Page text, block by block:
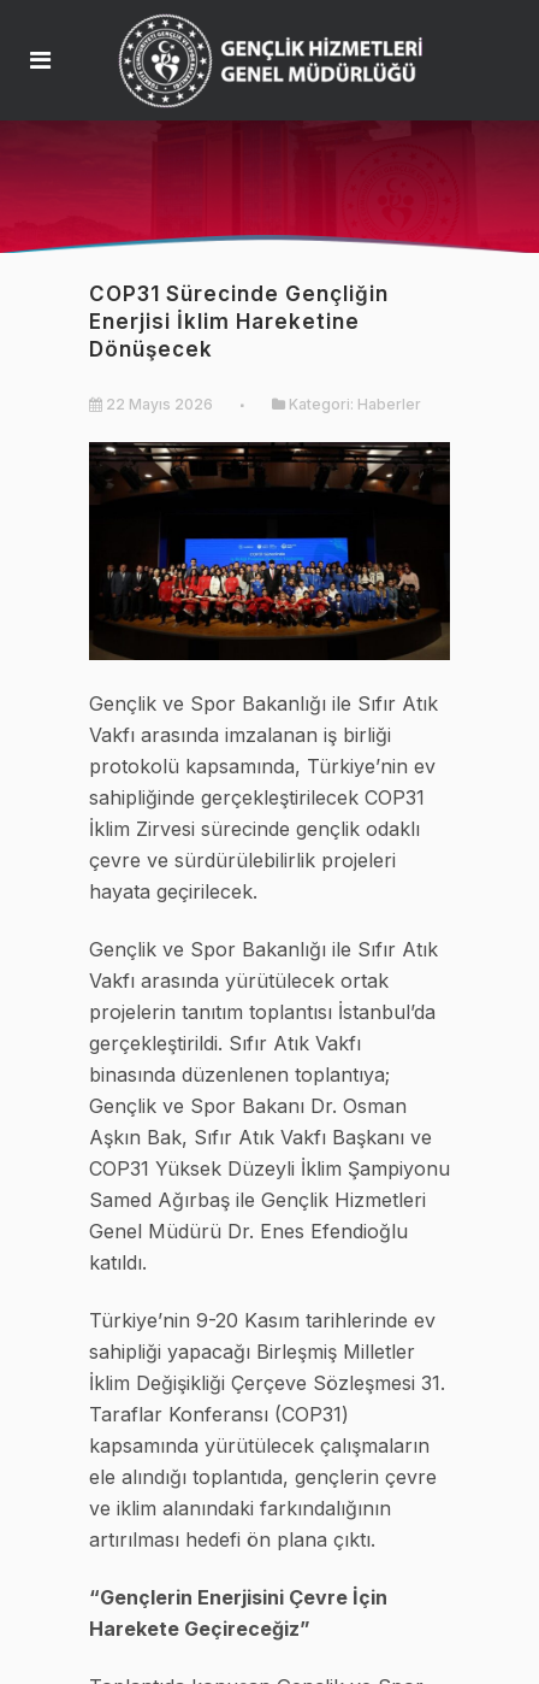
COP31 Sürecinde Gençliğin
Enerjisi İklim Hareketine
Dönüşecek
22 Mayıs 2026 Kategori: Haberler
Gençlik ve Spor Bakanlığı ile Sıfır Atık
Vakfı arasında imzalanan iş birliği
protokolü kapsamında, Türkiye’nin ev
sahipliğinde gerçekleştirilecek COP31
İklim Zirvesi sürecinde gençlik odaklı
çevre ve sürdürülebilirlik projeleri
hayata geçirilecek.
Gençlik ve Spor Bakanlığı ile Sıfır Atık
Vakfı arasında yürütülecek ortak
projelerin tanıtım toplantısı İstanbul’da
gerçekleştirildi. Sıfır Atık Vakfı
binasında düzenlenen toplantıya;
Gençlik ve Spor Bakanı Dr. Osman
Aşkın Bak, Sıfır Atık Vakfı Başkanı ve
COP31 Yüksek Düzeyli İklim Şampiyonu
Samed Ağırbaş ile Gençlik Hizmetleri
Genel Müdürü Dr. Enes Efendioğlu
katıldı.
Türkiye’nin 9-20 Kasım tarihlerinde ev
sahipliği yapacağı Birleşmiş Milletler
İklim Değişikliği Çerçeve Sözleşmesi 31.
Taraflar Konferansı (COP31)
kapsamında yürütülecek çalışmaların
ele alındığı toplantıda, gençlerin çevre
ve iklim alanındaki farkındalığının
artırılması hedefi ön plana çıktı.
“Gençlerin Enerjisini Çevre İçin
Harekete Geçireceğiz”